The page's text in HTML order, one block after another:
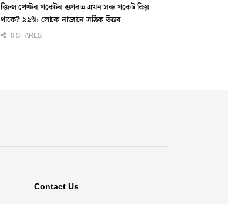
জিন্স পেণ্টৰ পকেটৰ ওপৰত এখন সৰু পকেট কিয়
থাকে? ৯৯% লোকে নাজানে সঠিক উত্তৰ
0 SHARES
Contact Us